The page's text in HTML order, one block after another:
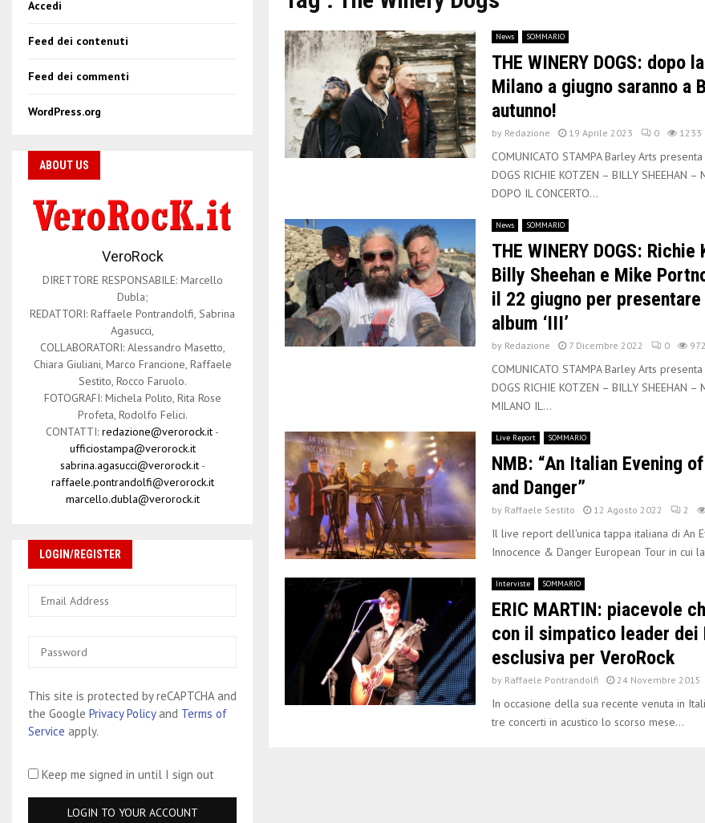
News SOMMARIO
THE WINERY DOGS: dopo
Milano a giugno saranno a
autunno!
by Redazione 19 Aprile 2023 0 1233
COMUNICATO STAMPA Barley Arts presenta
DOGS RICHIE KOTZEN – BILLY SHEEHAN –
DOPO IL CONCERTO...
News SOMMARIO
THE WINERY DOGS: Richie
Billy Sheehan e Mike
il 22 giugno per
album ‘III’
by Redazione 7 Dicembre 2022 0 972
COMUNICATO STAMPA Barley Arts presenta
DOGS RICHIE KOTZEN – BILLY SHEEHAN –
MILANO IL...
Live Report SOMMARIO
NMB: “An Italian Evening
and Danger”
by Raffaele Sestito 12 Agosto 2022 2
Il live report dell'unica tappa italiana di An
Innocence & Danger European Tour in cui
Interviste SOMMARIO
ERIC MARTIN: piacevole
con il simpatico leader dei
esclusiva per VeroRock
by Raffaele Pontrandolfi 24 Novembre 2015
In occasione della sua recente venuta in
tre concerti in acustico lo scorso mese...
Accedi
Feed dei contenuti
Feed dei commenti
WordPress.org
ABOUT US
VeroRock
DIRETTORE RESPONSABILE: Marcello
Dubla;
REDATTORI: Raffaele Pontrandolfi, Sabrina
Agasucci,
COLLABORATORI: Alessandro Masetto,
Chiara Giuliani, Marco Francione, Raffaele
Sestito, Rocco Faruolo.
FOTOGRAFI: Michela Polito, Rita Rose
Profeta, Rodolfo Felici.
CONTATTI: redazione@verorock.it -
ufficiostampa@verorock.it
sabrina.agasucci@verorock.it-
raffaele.pontrandolfi@verorock.it
marcello.dubla@verorock.it
LOGIN/REGISTER
This site is protected by reCAPTCHA and
the Google Privacy Policyand Terms of
Service apply.
Keep me signed in until I sign out